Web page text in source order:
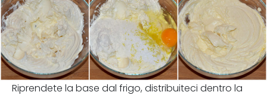
Riprendete la base dal frigo, distribuiteci dentro la